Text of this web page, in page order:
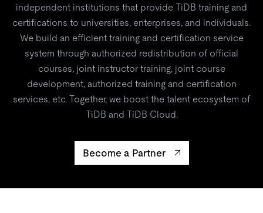
プラン
TiDB Cloud
TiDB Self-Managed
料金
エコシステム
Integrations
TiKV
業界
フィンテック
Eコマース
SaaS
ユースケース
運用インテリジェンスの活用
Build GenAI Applications
ブログ
ホワイトペーパー
アーカイブ動画
スライド
エンゲージメント
イベント
Developer Hub
Discord Community
PingCAP University
認定資格試験
会社概要
規約類
基本規約、TiDBクラウドサービス契約、SLA、利用規約、
プライバシーポリシーなど、契約関連の情報を紹介しま
す。
ドキュメント
ドキュメント
TiDB Cloud
TiDB
independent institutions that provide TiDB training and
certifications to universities, enterprises, and individuals.
We build an efficient training and certification service
system through authorized redistribution of official
courses, joint instructor training, joint course
development, authorized training and certification
services, etc. Together, we boost the talent ecosystem of
TiDB and TiDB Cloud.
Become a Partner